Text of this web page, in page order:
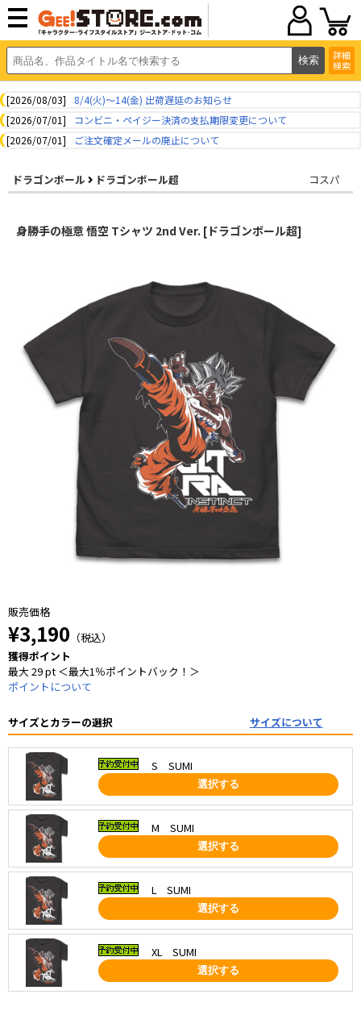
詳細
検索
[2026/08/03]
8/4(火)～14(金) 出荷遅延のお知らせ
[2026/07/01]
コンビニ・ペイジー決済の支払期限変更について
[2026/07/01]
ご注文確定メールの廃止について
ドラゴンボール ドラゴンボール超 コスパ
身勝手の極意 悟空 Tシャツ 2nd Ver. [ドラゴンボール超]
販売価格
¥3,190 （税込）
獲得ポイント
最大 29 pt ＜最大1％ポイントバック！＞
ポイントについて
サイズとカラーの選択 サイズについて
S SUMI
選択する
M SUMI
選択する
L SUMI
選択する
XL SUMI
選択する